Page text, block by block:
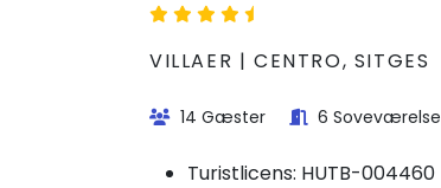
VILLAER | CENTRO, SITGES
14 Gæster 6 Soveværelse
Turistlicens: HUTB-004460